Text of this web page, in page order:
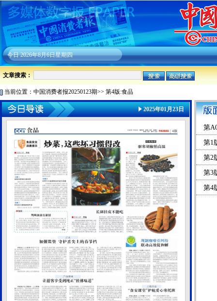
今日2026年8月6日星期四
文章搜索：
当前位置： 中国消费者报20250123期>> 第4版:食品
2025年01月23日
第
第1
第2
第3
第4